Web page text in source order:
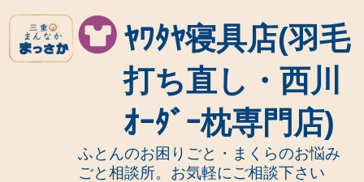
ﾔﾜﾀﾔ寝具店(羽毛
打ち直し・西川
ｵｰﾀﾞｰ枕専門店)
ふとんのお困りごと・まくらのお悩み
ごと相談所。お気軽にご相談下さい